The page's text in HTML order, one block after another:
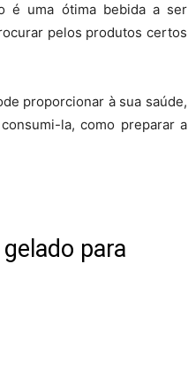
é uma ótima bebida a ser
pelos produtos certos
proporcionar à sua saúde,
la, como preparar a
para